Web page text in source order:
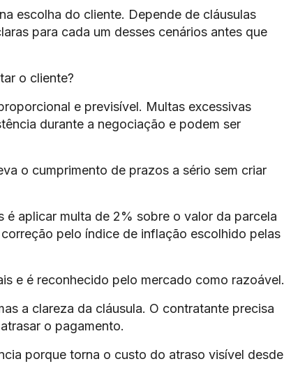
escolha do cliente. Depende de cláusulas
para cada um desses cenários antes que
o cliente?
e previsível. Multas excessivas
durante a negociação e podem ser
o cumprimento de prazos a sério sem criar
aplicar multa de 2% sobre o valor da parcela
pelo índice de inflação escolhido pelas
e é reconhecido pelo mercado como razoável.
a clareza da cláusula. O contratante precisa
o pagamento.
porque torna o custo do atraso visível desde